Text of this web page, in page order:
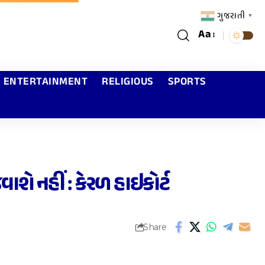
Aa
ENTERTAINMENT RELIGIOUS
SPORTS
નહીં : કેરળ હાઇકોર્ટ
Share
ગુજરાતી ▼